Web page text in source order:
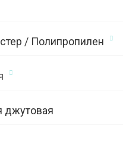
/ Полипропилен
джутовая